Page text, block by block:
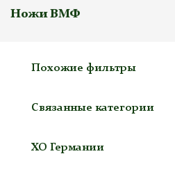
Ножи ВМФ
Похожие фильтры
Связанные категории
ХО Германии